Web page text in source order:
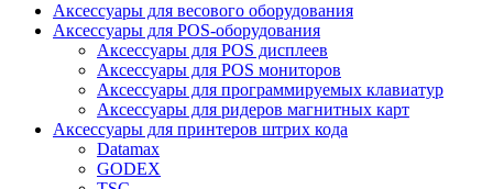
Аксессуары для весового оборудования
Аксессуары для POS-оборудования
Аксессуары для POS дисплеев
Аксессуары для POS мониторов
Аксессуары для программируемых клавиатур
Аксессуары для ридеров магнитных карт
Аксессуары для принтеров штрих кода
Datamax
GODEX